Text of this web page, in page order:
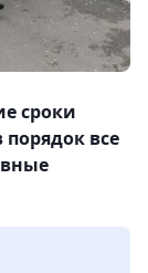
сроки
все